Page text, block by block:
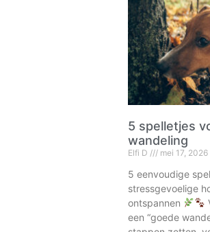
5 spelletjes
wandeling
Elfi D mei 17, 2026
5 eenvoudige
stressgevoelige
ontspannen
een “goede